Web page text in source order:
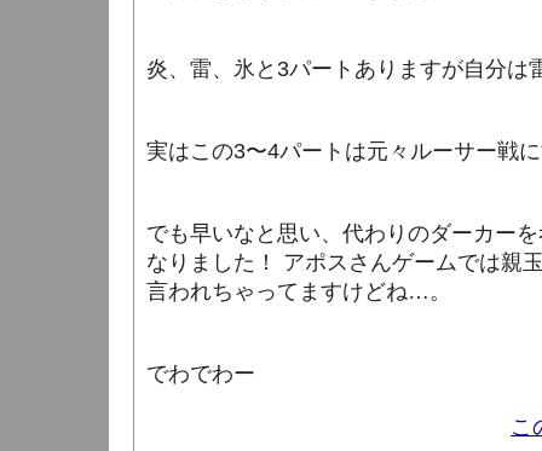
炎、雷、氷と3パートありますが自分は
実はこの3〜4パートは元々ルーサー戦
でも早いなと思い、代わりのダーカー
なりました！ アポスさんゲームでは親
言われちゃってますけどね…。
でわでわー
こ